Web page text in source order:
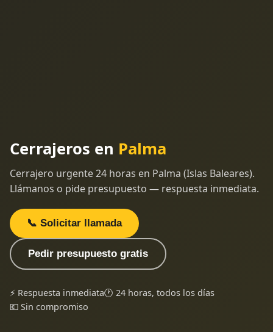
Cerrajeros en Palma
Cerrajero urgente 24 horas en Palma (Islas Baleares).
Llámanos o pide presupuesto — respuesta inmediata.
📞 Solicitar llamada
Pedir presupuesto gratis
⚡ Respuesta inmediata🕐 24 horas, todos los días
💶 Sin compromiso